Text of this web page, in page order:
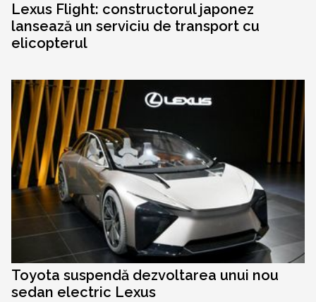
Lexus Flight: constructorul japonez
lansează un serviciu de transport cu
elicopterul
Toyota suspendă dezvoltarea unui nou
sedan electric Lexus